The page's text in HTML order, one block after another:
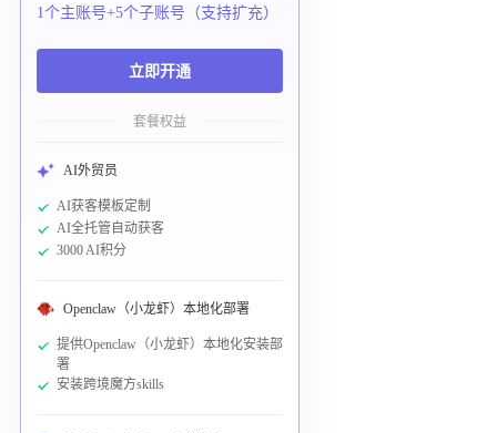
1个主账号+5个子账号（支持扩充）
立即开通
套餐权益
AI外贸员
AI获客模板定制
AI全托管自动获客
3000 AI积分
Openclaw（小龙虾）本地化部署
提供Openclaw（小龙虾）本地化安装部
署
安装跨境魔方skills